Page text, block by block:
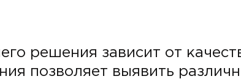
решения зависит от
позволяет выявить